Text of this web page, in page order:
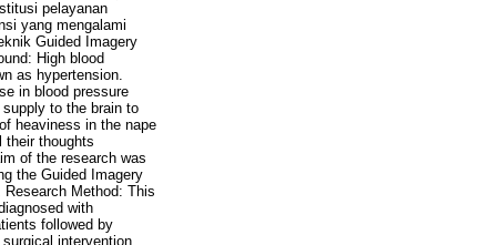
pelayanan
yang mengalami
Guided Imagery
High blood
as hypertension.
in blood pressure
to the brain to
heaviness in the nape
their thoughts
of the research was
the Guided Imagery
Method: This
with
followed by
intervention